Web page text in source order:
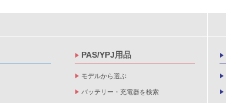
PAS/YPJ用品
モデルから選ぶ
バッテリー・充電器を検索